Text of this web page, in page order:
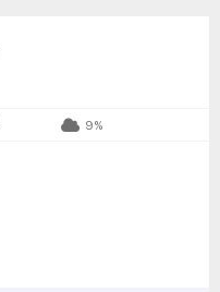
9%